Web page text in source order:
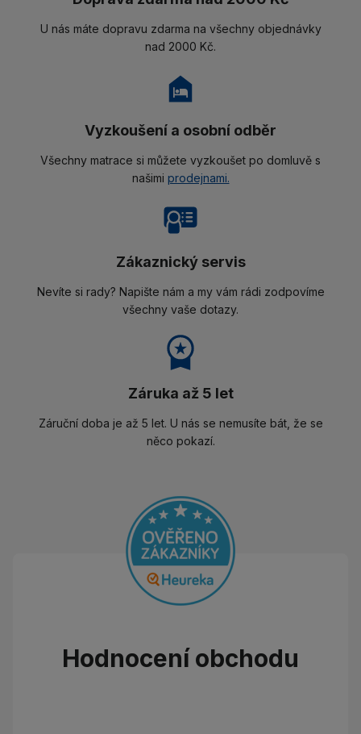
U nás máte dopravu zdarma na všechny objednávky
nad 2000 Kč.
Vyzkoušení a osobní odběr
Všechny matrace si můžete vyzkoušet po domluvě s
našimi prodejnami.
Zákaznický servis
Nevíte si rady? Napište nám a my vám rádi zodpovíme
všechny vaše dotazy.
Záruka až 5 let
Záruční doba je až 5 let. U nás se nemusíte bát, že se
něco pokazí.
Hodnocení obchodu